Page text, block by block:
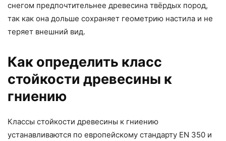
снегом предпочтительнее древесина твёрдых пород,
так как она дольше сохраняет геометрию настила и не
теряет внешний вид.
Как определить класс
стойкости древесины к
гниению
Классы стойкости древесины к гниению
устанавливаются по европейскому стандарту EN 350 и